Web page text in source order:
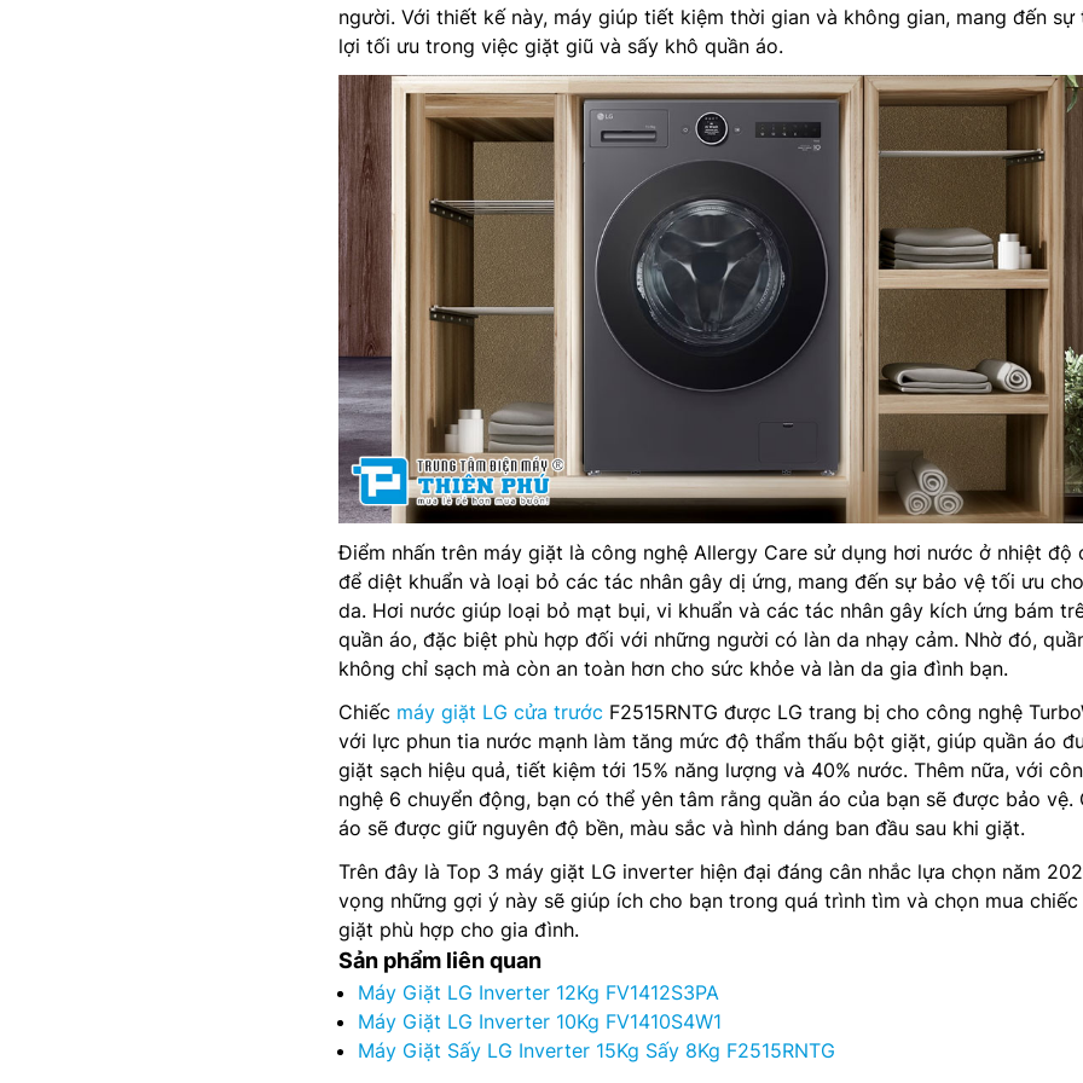
người. Với thiết kế này, máy giúp tiết kiệm thời gian và không gian, mang đến sự
lợi tối ưu trong việc giặt giũ và sấy khô quần áo.
Điểm nhấn trên máy giặt là công nghệ Allergy Care sử dụng hơi nước ở nhiệt độ
để diệt khuẩn và loại bỏ các tác nhân gây dị ứng, mang đến sự bảo vệ tối ưu
da. Hơi nước giúp loại bỏ mạt bụi, vi khuẩn và các tác nhân gây kích ứng bám
quần áo, đặc biệt phù hợp đối với những người có làn da nhạy cảm. Nhờ đó,
không chỉ sạch mà còn an toàn hơn cho sức khỏe và làn da gia đình bạn.
Chiếc máy giặt LG cửa trước F2515RNTG được LG trang bị cho công nghệ
với lực phun tia nước mạnh làm tăng mức độ thẩm thấu bột giặt, giúp quần áo
giặt sạch hiệu quả, tiết kiệm tới 15% năng lượng và 40% nước. Thêm nữa, với
nghệ 6 chuyển động, bạn có thể yên tâm rằng quần áo của bạn sẽ được bảo vệ.
áo sẽ được giữ nguyên độ bền, màu sắc và hình dáng ban đầu sau khi giặt.
Trên đây là Top 3 máy giặt LG inverter hiện đại đáng cân nhắc lựa chọn năm
vọng những gợi ý này sẽ giúp ích cho bạn trong quá trình tìm và chọn mua chiếc
giặt phù hợp cho gia đình.
Sản phẩm liên quan
Máy Giặt LG Inverter 12Kg FV1412S3PA
Máy Giặt LG Inverter 10Kg FV1410S4W1
Máy Giặt Sấy LG Inverter 15Kg Sấy 8Kg F2515RNTG